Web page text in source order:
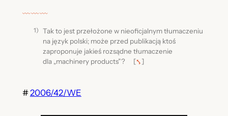
﹏﹏﹏
Tak to jest przełożone w nieoficjalnym tłumaczeniu
na język polski; może przed publikacją ktoś
zaproponuje jakieś rozsądne tłumaczenie
dla „machinery products”?
[⤣]
#2006/42/WE